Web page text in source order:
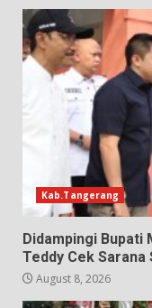
Kab.Tangerang
Didampingi Bupati
Teddy Cek Sarana
August 8, 2026